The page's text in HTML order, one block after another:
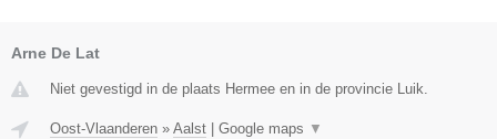
Arne De Lat
Niet gevestigd in de plaats Hermee en in de provincie Luik.
Oost-Vlaanderen » Aalst Google maps ▼